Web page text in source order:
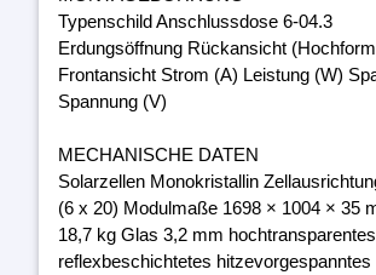
Typenschild Anschlussdose 6-04.3
Erdungsöffnung Rückansicht
Frontansicht Strom (A) Leistung (W)
Spannung (V)
MECHANISCHE DATEN
Solarzellen Monokristallin
(6 x 20) Modulmaße 1698 × 1004 × 35
18,7 kg Glas 3,2 mm
reflexbeschichtetes hitzevorgespanntes